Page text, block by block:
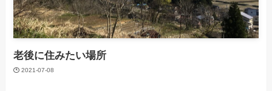
老後に住みたい場所
2021-07-08